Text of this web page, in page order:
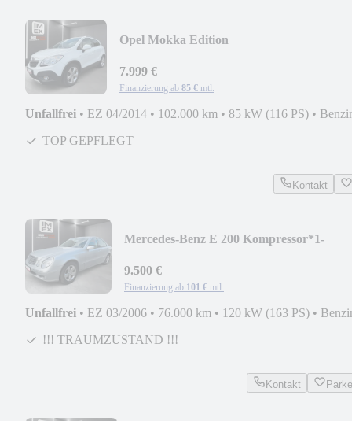
Opel Mokka Edition
7.999 €
Finanzierung ab 85 € mtl.
Unfallfrei • EZ 04/2014 • 102.000 km • 85 kW (116 PS) •
TOP GEPFLEGT
Kontakt
Mercedes-Benz E 200 Kompressor*1-
9.500 €
Finanzierung ab 101 € mtl.
Unfallfrei • EZ 03/2006 • 76.000 km • 120 kW (163 PS) •
!!! TRAUMZUSTAND !!!
Kontakt